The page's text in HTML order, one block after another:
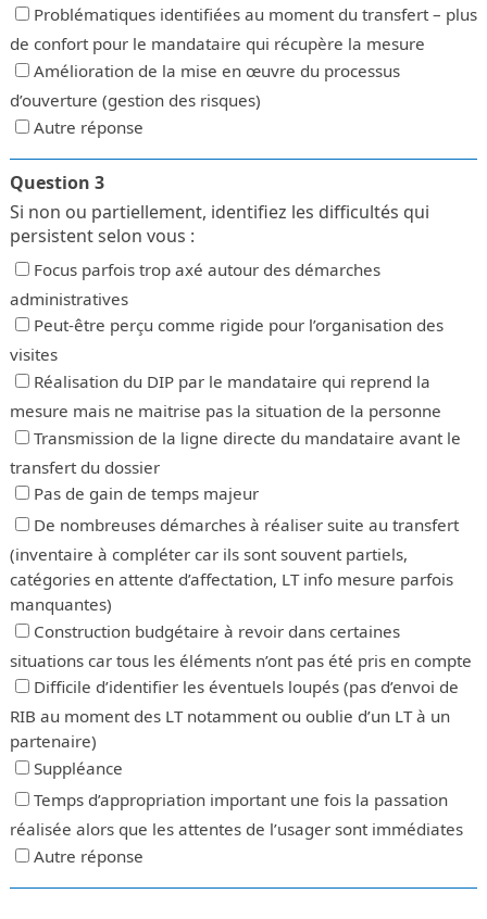
Problématiques identifiées au moment du transfert – plus
de confort pour le mandataire qui récupère la mesure
Amélioration de la mise en œuvre du processus
d’ouverture (gestion des risques)
Autre réponse
Question 3
Si non ou partiellement, identifiez les difficultés qui
persistent selon vous :
Focus parfois trop axé autour des démarches
administratives
Peut-être perçu comme rigide pour l’organisation des
visites
Réalisation du DIP par le mandataire qui reprend la
mesure mais ne maitrise pas la situation de la personne
Transmission de la ligne directe du mandataire avant le
transfert du dossier
Pas de gain de temps majeur
De nombreuses démarches à réaliser suite au transfert
(inventaire à compléter car ils sont souvent partiels,
catégories en attente d’affectation, LT info mesure parfois
manquantes)
Construction budgétaire à revoir dans certaines
situations car tous les éléments n’ont pas été pris en compte
Difficile d’identifier les éventuels loupés (pas d’envoi de
RIB au moment des LT notamment ou oublie d’un LT à un
partenaire)
Suppléance
Temps d’appropriation important une fois la passation
réalisée alors que les attentes de l’usager sont immédiates
Autre réponse